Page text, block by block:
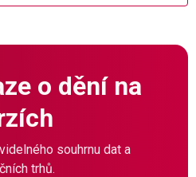
o dění na
souhrnu dat a
trhů.